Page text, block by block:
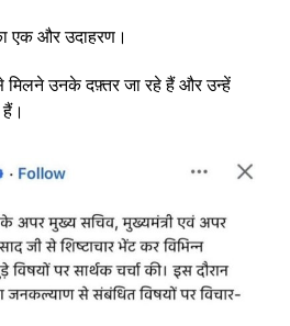
एक और उदाहरण।
मिलने उनके दफ़्तर जा रहे हैं और उन्हें
हैं।